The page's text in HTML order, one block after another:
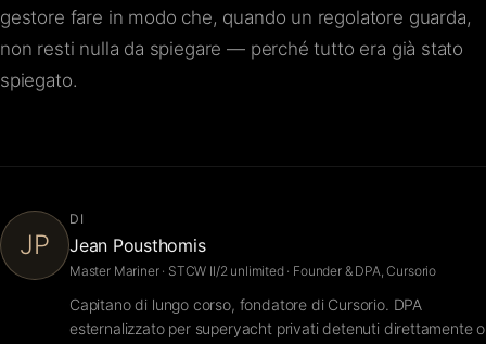
gestore fare in modo che, quando un regolatore guarda,
non resti nulla da spiegare — perché tutto era già stato
spiegato.
JP
DI
Jean Pousthomis
Master Mariner · STCW II/2 unlimited · Founder & DPA, Cursorio
Capitano di lungo corso, fondatore di Cursorio. DPA
esternalizzato per superyacht privati detenuti direttamente o